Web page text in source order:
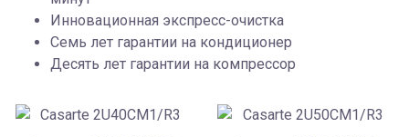
Инновационная экспресс-очистка
Семь лет гарантии на кондиционер
Десять лет гарантии на компрессор